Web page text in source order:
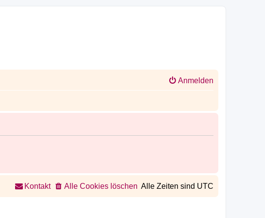
Anmelden
Alle Zeiten sind UTC
Alle Cookies löschen
Kontakt